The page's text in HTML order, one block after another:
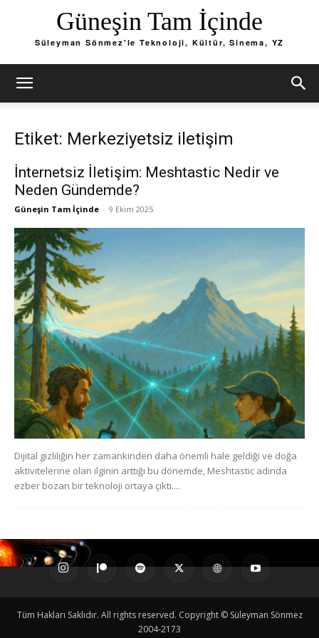
Güneşin Tam İçinde
Süleyman Sönmez'le Teknoloji, Kültür, Sinema, YZ
Etiket: Merkeziyetsiz iletişim
İnternetsiz İletişim: Meshtastic Nedir ve
Neden Gündemde?
Güneşin Tam İçinde - 9 Ekim 2025
Dijital gizliliğin her zamankinden daha önemli hale geldiği ve doğa
aktivitelerine olan ilginin arttığı bu dönemde, Meshtastic adında
ezber bozan bir teknoloji ortaya çıktı....
Tüm Hakları Saklıdır. All rights reserved. Copyright © Süleyman Sönmez
2004-2173